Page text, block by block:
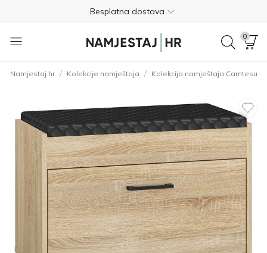
Besplatna dostava
Nije potrebno plaćanje unaprijed
01 8000 383
Besplatna dostava
Nije potrebno plaćanje unaprijed
Besplatan povrat unutar 365 dana
01 8000 383
4.8
0
Namjestaj.hr / Kolekcije namještaja / Kolekcija namještaja Camtesu